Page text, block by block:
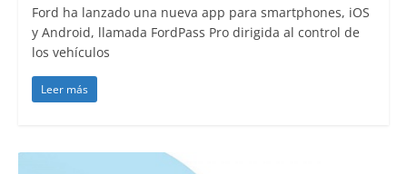
Ford ha lanzado una nueva app para smartphones, iOS
y Android, llamada FordPass Pro dirigida al control de
los vehículos
Leer más